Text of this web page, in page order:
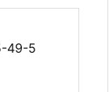
49-5